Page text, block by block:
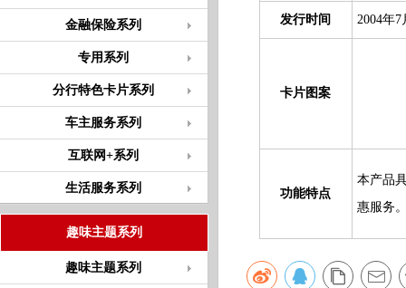
金融保险系列
专用系列
分行特色卡片系列
车主服务系列
互联网+系列
生活服务系列
趣味主题系列
趣味主题系列
发行时间 2004年7
卡片图案
功能特点
本产品
惠服务